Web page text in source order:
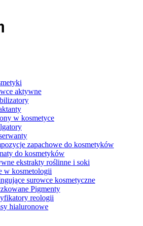
aktywne
w kosmetyce
zapachowe do kosmetyków
do kosmetyków
ekstrakty roślinne i soki
w kosmetologii
surowce kosmetyczne
Pigmenty
reologii
hialuronowe